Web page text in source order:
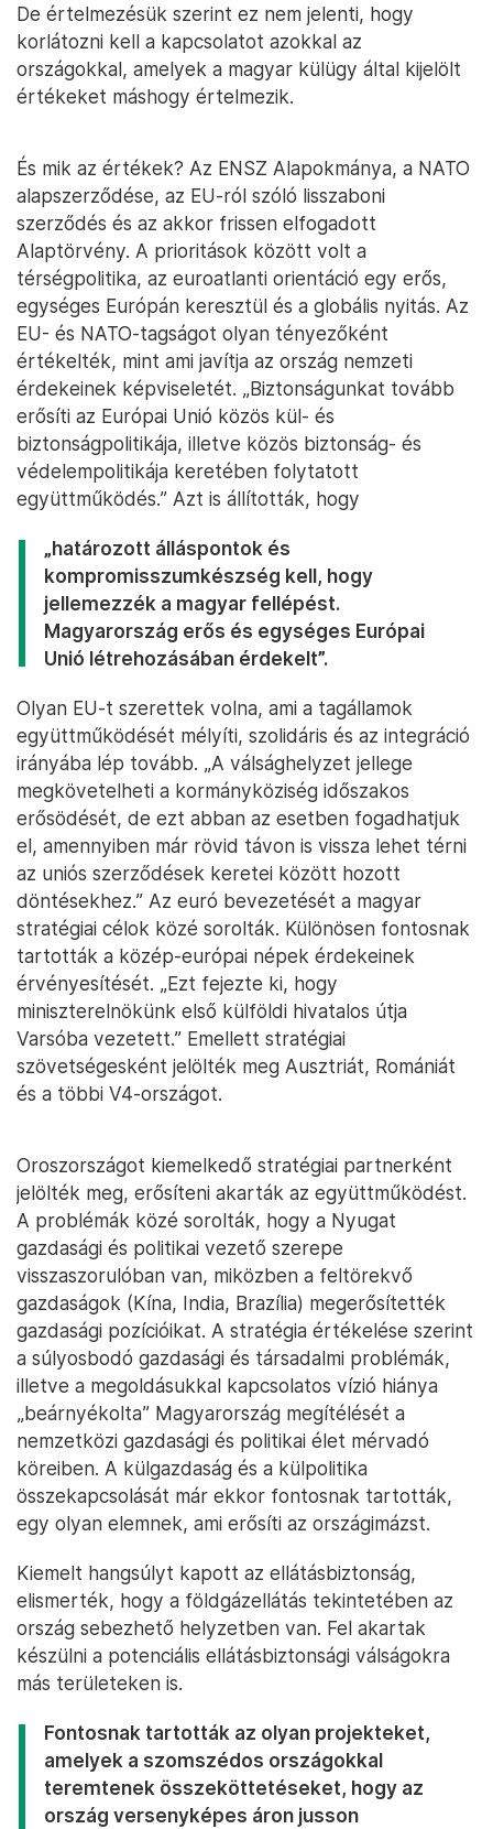
De értelmezésük szerint ez nem jelenti, hogy
korlátozni kell a kapcsolatot azokkal az
országokkal, amelyek a magyar külügy által kijelölt
értékeket máshogy értelmezik.
És mik az értékek? Az ENSZ Alapokmánya, a NATO
alapszerződése, az EU-ról szóló lisszaboni
szerződés és az akkor frissen elfogadott
Alaptörvény. A prioritások között volt a
térségpolitika, az euroatlanti orientáció egy erős,
egységes Európán keresztül és a globális nyitás. Az
EU- és NATO-tagságot olyan tényezőként
értékelték, mint ami javítja az ország nemzeti
érdekeinek képviseletét. „Biztonságunkat tovább
erősíti az Európai Unió közös kül- és
biztonságpolitikája, illetve közös biztonság- és
védelempolitikája keretében folytatott
együttműködés.” Azt is állították, hogy
„határozott álláspontok és
kompromisszumkészség kell, hogy
jellemezzék a magyar fellépést.
Magyarország erős és egységes Európai
Unió létrehozásában érdekelt”.
Olyan EU-t szerettek volna, ami a tagállamok
együttműködését mélyíti, szolidáris és az integráció
irányába lép tovább. „A válsághelyzet jellege
megkövetelheti a kormányköziség időszakos
erősödését, de ezt abban az esetben fogadhatjuk
el, amennyiben már rövid távon is vissza lehet térni
az uniós szerződések keretei között hozott
döntésekhez.” Az euró bevezetését a magyar
stratégiai célok közé sorolták. Különösen fontosnak
tartották a közép-európai népek érdekeinek
érvényesítését. „Ezt fejezte ki, hogy
miniszterelnökünk első külföldi hivatalos útja
Varsóba vezetett.” Emellett stratégiai
szövetségesként jelölték meg Ausztriát, Romániát
és a többi V4-országot.
Oroszországot kiemelkedő stratégiai partnerként
jelölték meg, erősíteni akarták az együttműködést.
A problémák közé sorolták, hogy a Nyugat
gazdasági és politikai vezető szerepe
visszaszorulóban van, miközben a feltörekvő
gazdaságok (Kína, India, Brazília) megerősítették
gazdasági pozícióikat. A stratégia értékelése szerint
a súlyosbodó gazdasági és társadalmi problémák,
illetve a megoldásukkal kapcsolatos vízió hiánya
„beárnyékolta” Magyarország megítélését a
nemzetközi gazdasági és politikai élet mérvadó
köreiben. A külgazdaság és a külpolitika
összekapcsolását már ekkor fontosnak tartották,
egy olyan elemnek, ami erősíti az országimázst.
Kiemelt hangsúlyt kapott az ellátásbiztonság,
elismerték, hogy a földgázellátás tekintetében az
ország sebezhető helyzetben van. Fel akartak
készülni a potenciális ellátásbiztonsági válságokra
más területeken is.
Fontosnak tartották az olyan projekteket,
amelyek a szomszédos országokkal
teremtenek összeköttetéseket, hogy az
ország versenyképes áron jusson